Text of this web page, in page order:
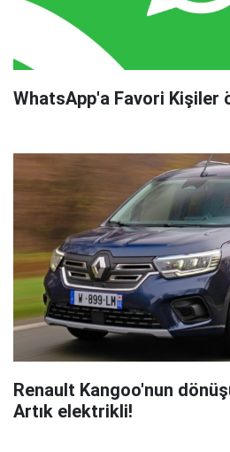
WhatsApp'a Favori Kişiler
Renault Kangoo'nun
Artık elektrikli!